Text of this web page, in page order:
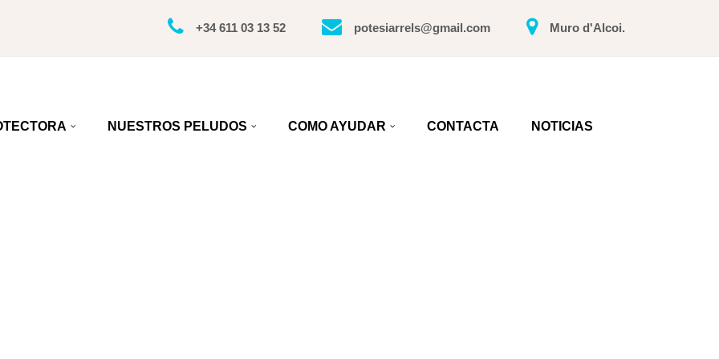
+34 611 03 13 52 potesiarrels@gmail.com Muro d'Alcoi.
NUESTROS PELUDOS COMO AYUDAR CONTACTA NOTICIAS